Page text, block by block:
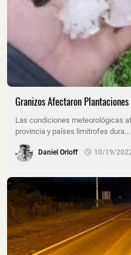
Granizos Afectaron
Las condiciones meteorológicas
provincia y países limitrofes dura…
Daniel Orloff 10/19/